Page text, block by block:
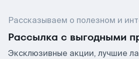
Рассказываем о полезном и
Рассылка с выгодными
Эксклюзивные акции, лучшие